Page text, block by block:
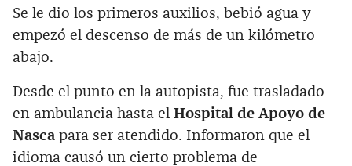
Se le dio los primeros auxilios, bebió agua y
empezó el descenso de más de un kilómetro
abajo.
Desde el punto en la autopista, fue trasladado
en ambulancia hasta el Hospital de Apoyo de
Nasca para ser atendido. Informaron que el
idioma causó un cierto problema de